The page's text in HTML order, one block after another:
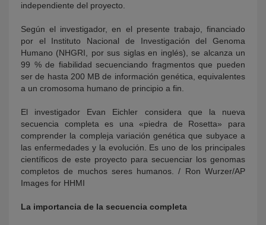
independiente del proyecto.
Según el investigador, en el presente trabajo, financiado
por el Instituto Nacional de Investigación del Genoma
Humano (NHGRI, por sus siglas en inglés), se alcanza un
99 % de fiabilidad secuenciando fragmentos que pueden
ser de hasta 200 MB de información genética, equivalentes
a un cromosoma humano de principio a fin.
El investigador Evan Eichler considera que la nueva
secuencia completa es una «piedra de Rosetta» para
comprender la compleja variación genética que subyace a
las enfermedades y la evolución. Es uno de los principales
científicos de este proyecto para secuenciar los genomas
completos de muchos seres humanos. / Ron Wurzer/AP
Images for HHMI
La importancia de la secuencia completa